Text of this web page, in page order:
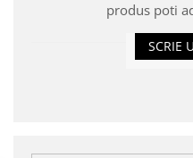
produs poti
SCRIE